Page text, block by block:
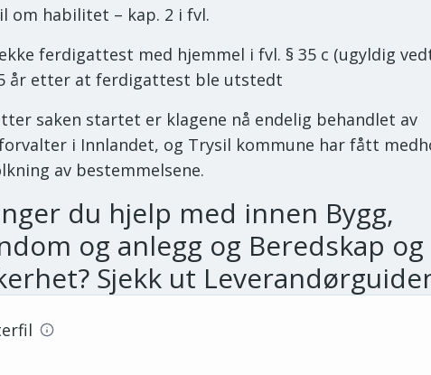
om habilitet – kap. 2 i fvl.
ferdigattest med hjemmel i fvl. § 35 c (ugyldig
år etter at ferdigattest ble utstedt
saken startet er klagene nå endelig behandlet av
i Innlandet, og Trysil kommune har fått
av bestemmelsene.
du hjelp med innen Bygg,
og anlegg og Beredskap og
? Sjekk ut